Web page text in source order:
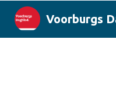
Voorburgs